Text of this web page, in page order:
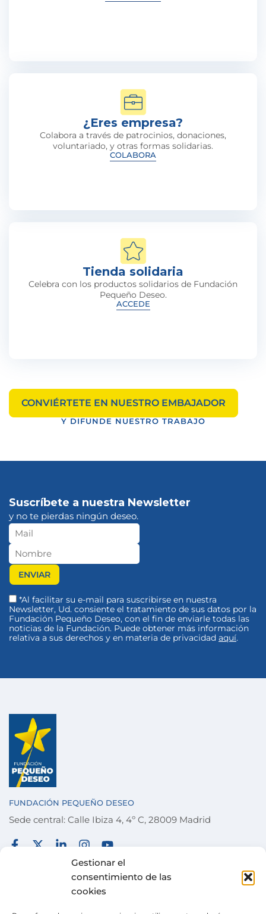
Gestionar el
consentimiento de las
cookies
Tienda solidaria
Celebra con los productos solidarios de Fundación
Pequeño Deseo.
ACCEDE
¿Eres empresa?
Colabora a través de patrocinios, donaciones,
voluntariado, y otras formas solidarias.
COLABORA
CONVIÉRTETE EN NUESTRO EMBAJADOR
Y DIFUNDE NUESTRO TRABAJO
Suscríbete a nuestra Newsletter
y no te pierdas ningún deseo.
*Al facilitar su e-mail para suscribirse en nuestra
Newsletter, Ud. consiente el tratamiento de sus datos por la
Fundación Pequeño Deseo, con el fin de enviarle todas las
noticias de la Fundación. Puede obtener más información
relativa a sus derechos y en materia de privacidad aquí.
FUNDACIÓN PEQUEÑO DESEO
Sede central: Calle Ibiza 4, 4º C, 28009 Madrid
POLÍTICA DE PRIVACIDAD